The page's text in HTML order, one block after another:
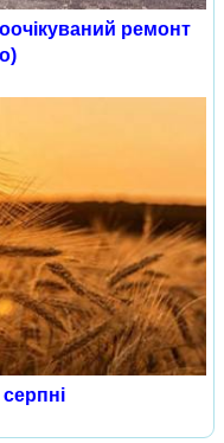
ремонт